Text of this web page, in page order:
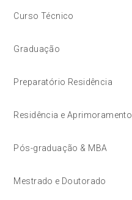
Curso Técnico
Graduação
Preparatório Residência
Residência e Aprimoramento
Pós-graduação & MBA
Mestrado e Doutorado